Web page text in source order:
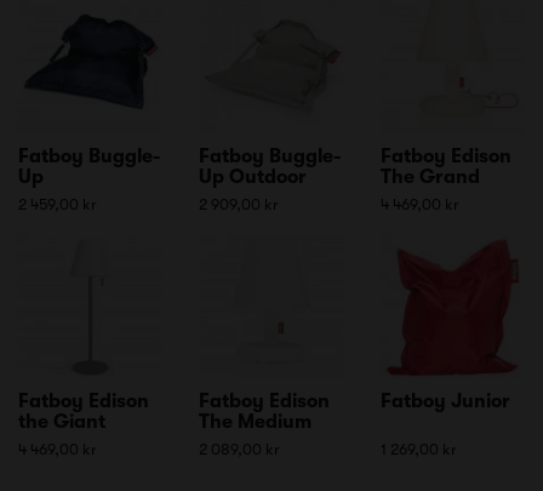
Fatboy Buggle-
Up
2 459,00 kr
Fatboy Buggle-
Up Outdoor
2 909,00 kr
Fatboy Edison
The Grand
4 469,00 kr
Fatboy Edison
the Giant
4 469,00 kr
Fatboy Edison
The Medium
2 089,00 kr
Fatboy Junior
1 269,00 kr